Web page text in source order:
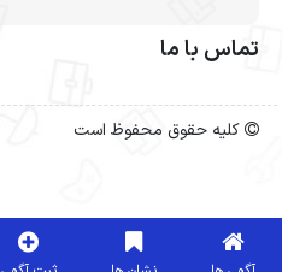
تماس با ما
کلیه حقوق محفوظ است